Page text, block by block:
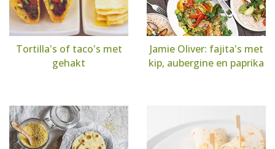
Tortilla's of taco's met
gehakt
Jamie Oliver: fajita's met
kip, aubergine en paprika